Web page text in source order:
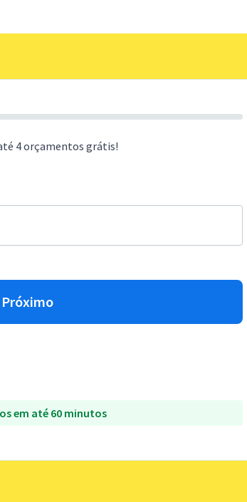
4 orçamentos grátis!
Próximo
em até 60 minutos